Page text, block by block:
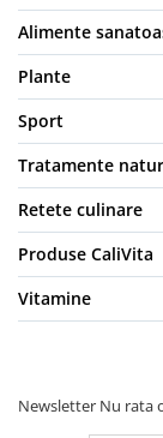
Alimente
Plante
Sport
Tratamente
Retete culinare
Produse CaliVita
Vitamine
Newsletter Nu rata